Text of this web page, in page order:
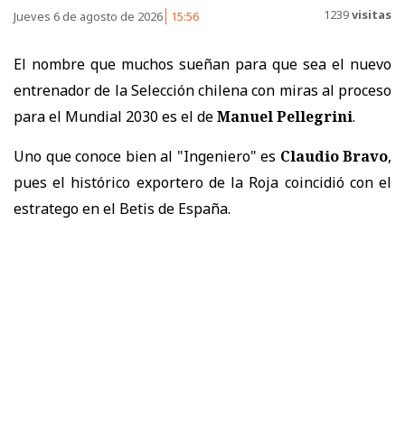
Jueves 6 de agosto de 2026 15:56 1239visitas
El nombre que muchos sueñan para que sea el nuevo
entrenador de la Selección chilena con miras al proceso
para el Mundial 2030 es el deManuel Pellegrini.
Uno que conoce bien al "Ingeniero" es Claudio Bravo,
pues el histórico exportero de la Roja coincidió con el
estratego en el Betis de España.